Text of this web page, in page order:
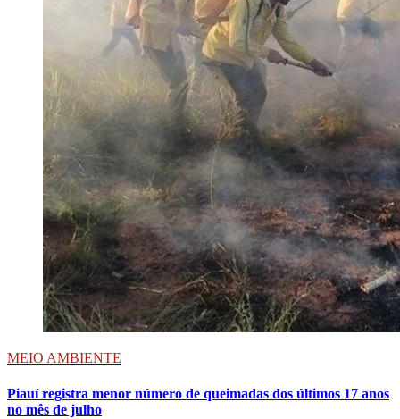
MEIO AMBIENTE
Piauí registra menor número de queimadas dos últimos 17 anos
no mês de julho